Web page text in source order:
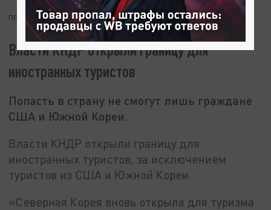
ПОДПИШИТЕСЬ:
Власти КНДР открыли границу для
иностранных туристов
Попасть в страну не смогут лишь граждане
США и Южной Кореи.
Власти КНДР открыли границу для
иностранных туристов, за исключением
туристов из США и Южной Кореи.
«Северная Корея вновь открыла для туризма